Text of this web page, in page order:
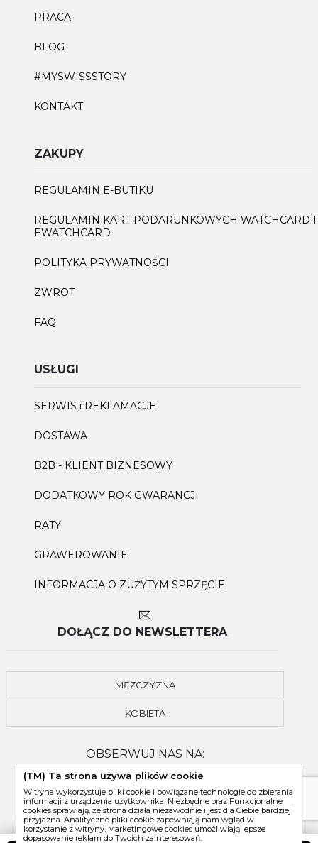
PRACA
BLOG
#MYSWISSSTORY
KONTAKT
ZAKUPY
REGULAMIN E-BUTIKU
REGULAMIN KART PODARUNKOWYCH WATCHCARD I
EWATCHCARD
POLITYKA PRYWATNOŚCI
ZWROT
FAQ
USŁUGI
SERWIS i REKLAMACJE
DOSTAWA
B2B - KLIENT BIZNESOWY
DODATKOWY ROK GWARANCJI
RATY
GRAWEROWANIE
INFORMACJA O ZUŻYTYM SPRZĘCIE
DOŁĄCZ DO NEWSLETTERA
MĘŻCZYZNA
KOBIETA
OBSERWUJ NAS NA:
(TM) Ta strona używa plików cookie
Witryna wykorzystuje pliki cookie i powiązane technologie do zbierania
informacji z urządzenia użytkownika. Niezbędne oraz Funkcjonalne
cookies sprawiają, że strona działa niezawodnie i jest dla Ciebie bardziej
przyjazna. Analityczne pliki cookie zapewniają nam wgląd w
korzystanie z witryny. Marketingowe cookies umożliwiają lepsze
dopasowanie reklam do Twoich zainteresowań.